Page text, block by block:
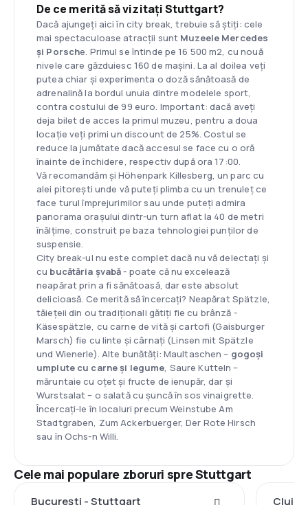
De ce merită să vizitați Stuttgart?
Dacă ajungeți aici în city break, trebuie să știți: cele
mai spectaculoase atracții sunt Muzeele Mercedes
și Porsche. Primul se întinde pe 16 500 m2, cu nouă
nivele care găzduiesc 160 de mașini. La al doilea veți
putea chiar și experimenta o doză sănătoasă de
adrenalină la bordul unuia dintre modelele sport,
contra costului de 99 euro. Important: dacă aveți
deja bilet de acces la primul muzeu, pentru a doua
locație veți primi un discount de 25%. Costul se
reduce la jumătate dacă accesul se face cu o oră
înainte de închidere, respectiv după ora 17:00.
Vă recomandăm și Höhenpark Killesberg, un parc cu
alei pitorești unde vă puteți plimba cu un trenuleț ce
face turul împrejurimilor sau unde puteți admira
panorama orașului dintr-un turn aflat la 40 de metri
înălțime, construit pe baza tehnologiei punților de
suspensie.
City break-ul nu este complet dacă nu vă delectați și
cu bucătăria șvabă- poate că nu excelează
neapărat prin a fi sănătoasă, dar este absolut
delicioasă. Ce merită să încercați? Neapărat Spätzle,
tăiețeii din ou tradiționali gătiți fie cu brânză -
Käsespätzle, cu carne de vită și cartofi (Gaisburger
Marsch) fie cu linte și cârnați (Linsen mit Spätzle
und Wienerle). Alte bunătăți: Maultaschen – gogoși
umplute cu carne și legume, Saure Kutteln –
măruntaie cu oțet și fructe de ienupăr, dar și
Wurstsalat – o salată cu șuncă în sos vinaigrette.
Încercați-le în localuri precum Weinstube Am
Stadtgraben, Zum Ackerbuerger, Der Rote Hirsch
sau în Ochs-n Willi.
Cele mai populare zboruri spre Stuttgart
București - Stuttgart Cluj-